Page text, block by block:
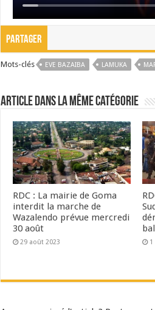
Partager
Mots-clés EVE BAZAIBA LAMUKA
Article dans la même catégorie
RDC : La mairie de Goma
interdit la marche de
Wazalendo prévue mercredi
30 août
29 août 2023 1